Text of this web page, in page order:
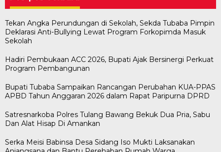
Tekan Angka Perundungan di Sekolah, Sekda Tubaba Pimpin
Deklarasi Anti-Bullying Lewat Program Forkopimda Masuk
Sekolah
Hadiri Pembukaan ACC 2026, Bupati Ajak Bersinergi Perkuat
Program Pembangunan
Bupati Tubaba Sampaikan Rancangan Perubahan KUA-PPAS
APBD Tahun Anggaran 2026 dalam Rapat Paripurna DPRD
Satresnarkoba Polres Tulang Bawang Bekuk Dua Pria, Sabu
Dan Alat Hisap Di Amankan
Serka Meisi Babinsa Desa Sidang Iso Mukti Laksanakan